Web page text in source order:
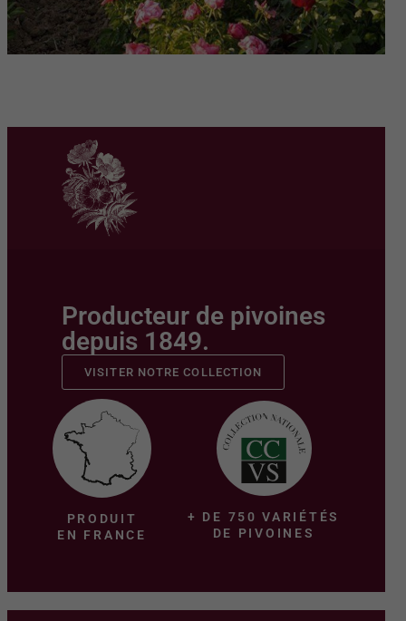
Producteur de pivoines
depuis 1849.
VISITER NOTRE COLLECTION
PRODUIT
EN FRANCE
+ DE 750 VARIÉTÉS
DE PIVOINES